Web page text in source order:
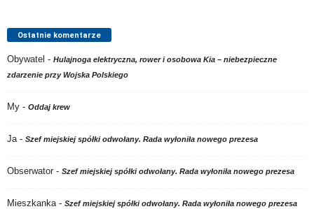
Ostatnie komentarze
Obywatel - Hulajnoga elektryczna, rower i osobowa Kia – niebezpieczne
zdarzenie przy Wojska Polskiego
My - Oddaj krew
Ja - Szef miejskiej spółki odwołany. Rada wyłoniła nowego prezesa
Obserwator - Szef miejskiej spółki odwołany. Rada wyłoniła nowego prezesa
Mieszkanka - Szef miejskiej spółki odwołany. Rada wyłoniła nowego prezesa